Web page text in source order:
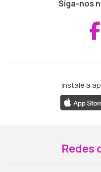
Siga-nos
Instale a
Redes